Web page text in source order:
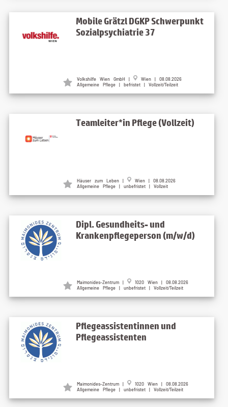
Mobile Grätzl DGKP Schwerpunkt
Sozialpsychiatrie 37
Volkshilfe Wien GmbH |
Wien | 08.08.2026
Allgemeine Pflege | befristet | Vollzeit/Teilzeit
Teamleiter*in Pflege (Vollzeit)
Häuser zum Leben |
Wien | 08.08.2026
Allgemeine Pflege | unbefristet | Vollzeit
Dipl. Gesundheits- und
Krankenpflegeperson (m/w/d)
Maimonides-Zentrum |
1020 Wien | 08.08.2026
Allgemeine Pflege | unbefristet | Vollzeit/Teilzeit
Pflegeassistentinnen und
Pflegeassistenten
Maimonides-Zentrum |
1020 Wien | 08.08.2026
Allgemeine Pflege | unbefristet | Vollzeit/Teilzeit